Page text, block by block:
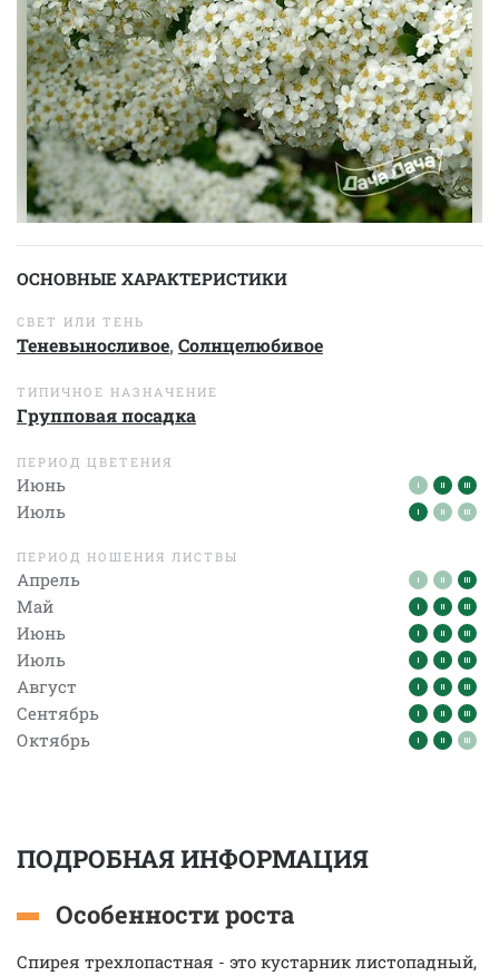
ОСНОВНЫЕ ХАРАКТЕРИСТИКИ
СВЕТ ИЛИ ТЕНЬ
Теневыносливое, Солнцелюбивое
ТИПИЧНОЕ НАЗНАЧЕНИЕ
Групповая посадка
ПЕРИОД ЦВЕТЕНИЯ
Июнь
Июль
ПЕРИОД НОШЕНИЯ ЛИСТВЫ
Апрель
Май
Июнь
Июль
Август
Сентябрь
Октябрь
ПОДРОБНАЯ ИНФОРМАЦИЯ
Особенности роста
Спирея трехлопастная - это кустарник листопадный,